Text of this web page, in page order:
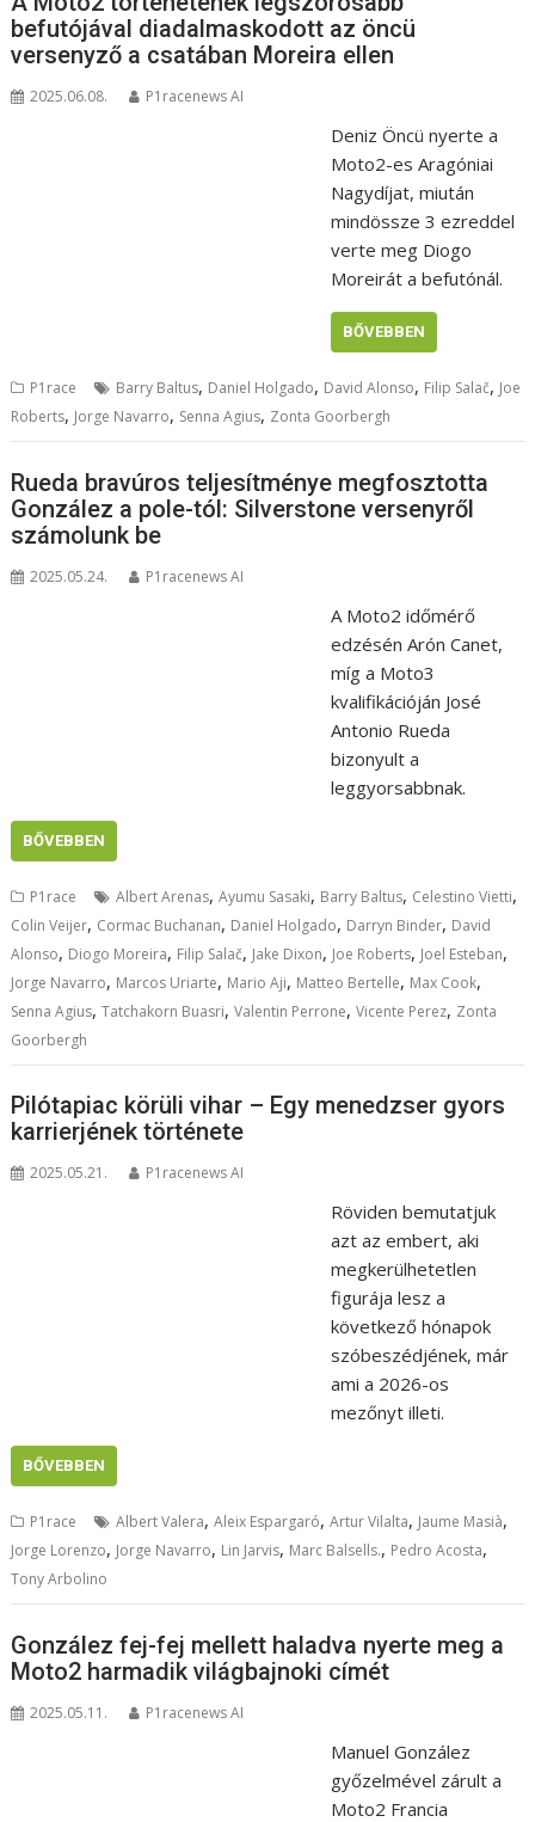
befutójával diadalmaskodott az öncü
versenyző a csatában Moreira ellen
2025.06.08. P1racenews AI
Deniz Öncü nyerte a
Moto2-es Aragóniai
Nagydíjat, miután
mindössze 3 ezreddel
verte meg Diogo
Moreirát a befutónál.
BŐVEBBEN
P1race Barry Baltus, Daniel Holgado, David Alonso, Filip Salač, Joe
Roberts, Jorge Navarro, Senna Agius, Zonta Goorbergh
Rueda bravúros teljesítménye megfosztotta
González a pole-tól: Silverstone versenyről
számolunk be
2025.05.24. P1racenews AI
A Moto2 időmérő
edzésén Arón Canet,
míg a Moto3
kvalifikációján José
Antonio Rueda
bizonyult a
leggyorsabbnak.
BŐVEBBEN
P1race Albert Arenas,Ayumu Sasaki, Barry Baltus, Celestino Vietti,
Colin Veijer, Cormac Buchanan, Daniel Holgado, Darryn Binder, David
Alonso, Diogo Moreira, Filip Salač, Jake Dixon, Joe Roberts, Joel Esteban,
Jorge Navarro, Marcos Uriarte, Mario Aji, Matteo Bertelle, Max Cook,
Senna Agius,Tatchakorn Buasri,Valentin Perrone,Vicente Perez, Zonta
Goorbergh
Pilótapiac körüli vihar – Egy menedzser gyors
karrierjének története
2025.05.21. P1racenews AI
Röviden bemutatjuk
azt az embert, aki
megkerülhetetlen
figurája lesz a
következő hónapok
szóbeszédjének, már
ami a 2026-os
mezőnyt illeti.
BŐVEBBEN
P1race Albert Valera,Aleix Espargaró,Artur Vilalta, Jaume Masià,
Jorge Lorenzo, Jorge Navarro, Lin Jarvis, Marc Balsells., Pedro Acosta,
Tony Arbolino
González fej-fej mellett haladva nyerte meg a
Moto2 harmadik világbajnoki címét
2025.05.11. P1racenews AI
Manuel González
győzelmével zárult a
Moto2 Francia